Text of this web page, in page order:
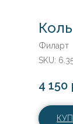
Филарт
SKU:
4 150